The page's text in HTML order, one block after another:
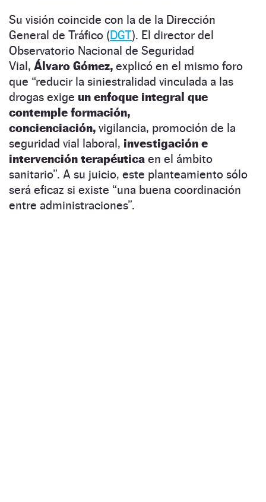
Su visión coincide con la de la Dirección
General de Tráfico (DGT). El director del
Observatorio Nacional de Seguridad
Vial, Álvaro Gómez, explicó en el mismo foro
que “reducir la siniestralidad vinculada a las
drogas exige un enfoque integral que
contemple formación,
concienciación, vigilancia, promoción de la
seguridad vial laboral, investigación e
intervención terapéutica en el ámbito
sanitario”. A su juicio, este planteamiento sólo
será eficaz si existe “una buena coordinación
entre administraciones”.